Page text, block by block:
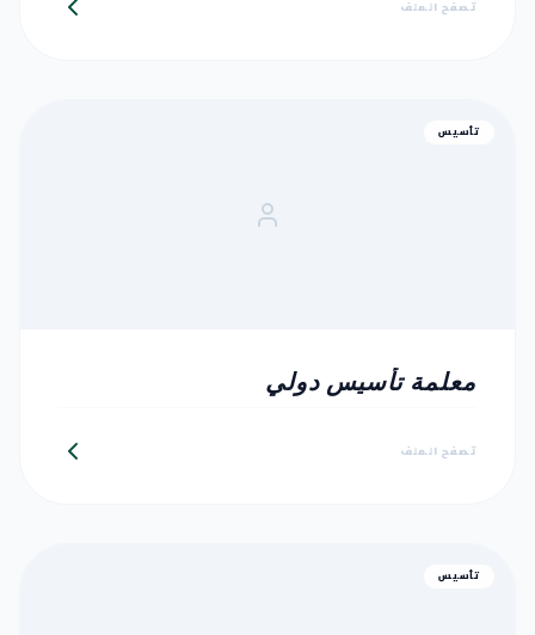
تصفح الملف
تأسيس
معلمة تأسيس دولي
تصفح الملف
تأسيس